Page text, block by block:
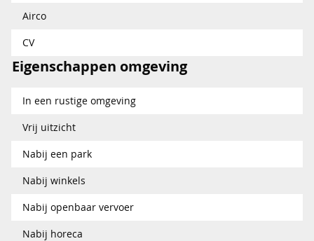
Airco
CV
Eigenschappen omgeving
In een rustige omgeving
Vrij uitzicht
Nabij een park
Nabij winkels
Nabij openbaar vervoer
Nabij horeca